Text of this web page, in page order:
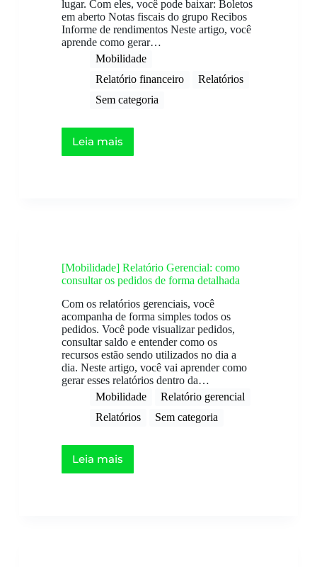
lugar. Com eles, você pode baixar: Boletos
em aberto Notas fiscais do grupo Recibos
Informe de rendimentos Neste artigo, você
aprende como gerar…
Mobilidade
Relatório financeiro​
Relatórios
Sem categoria
Leia mais
[Mobilidade] Relatório Gerencial: como
consultar os pedidos de forma detalhada
Com os relatórios gerenciais, você
acompanha de forma simples todos os
pedidos. Você pode visualizar pedidos,
consultar saldo e entender como os
recursos estão sendo utilizados no dia a
dia. Neste artigo, você vai aprender como
gerar esses relatórios dentro da…
Mobilidade
Relatório gerencial​
Relatórios
Sem categoria
Leia mais